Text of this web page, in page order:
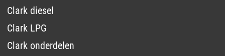
Clark diesel
Clark LPG
Clark onderdelen